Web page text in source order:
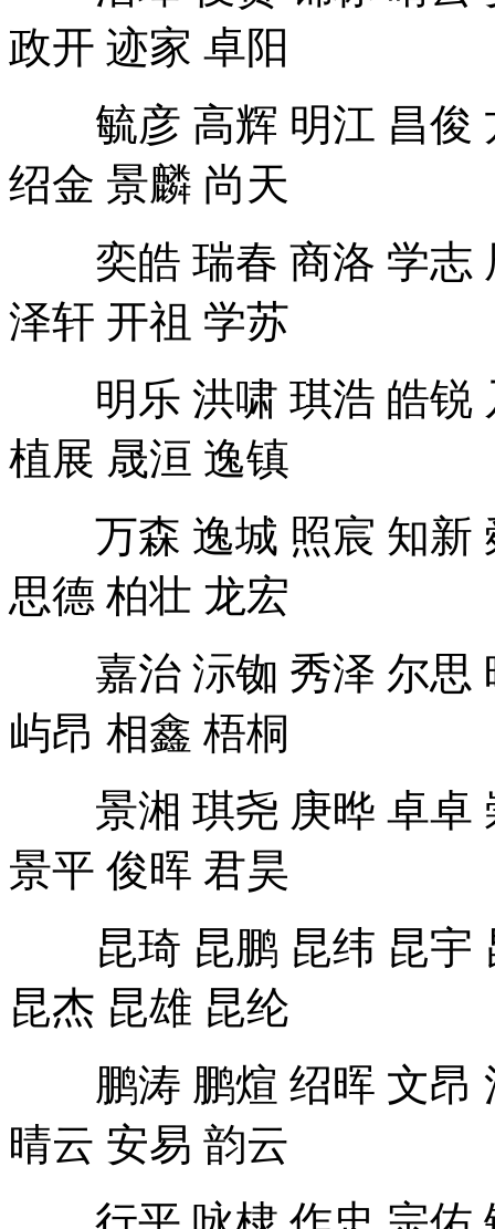
政开 迹家 卓阳
毓彦 高辉 明江 昌俊
绍金 景麟 尚天
奕皓 瑞春 商洛 学志
泽轩 开祖 学苏
明乐 洪啸 琪浩 皓锐
植展 晟洹 逸镇
万森 逸城 照宸 知新
思德 柏壮 龙宏
嘉治 沶铷 秀泽 尔思
屿昂 相鑫 梧桐
景湘 琪尧 庚晔 卓卓
景平 俊晖 君昊
昆琦 昆鹏 昆纬 昆宇
昆杰 昆雄 昆纶
鹏涛 鹏煊 绍晖 文昂
晴云 安易 韵云
行平 咏棣 作忠 宗佑